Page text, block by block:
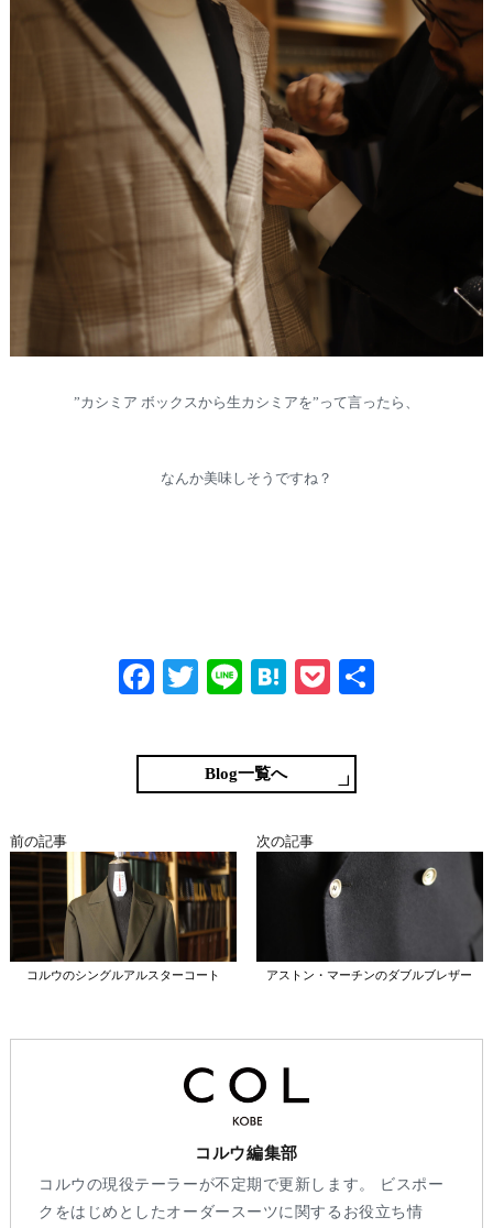
”カシミア ボックスから生カシミアを”って言ったら、
なんか美味しそうですね？
Fa
bo
ok
T
tte
r
Li H
en
a
P
ke
t
共
Blog一覧へ
前の記事
コルウのシングルアルスターコート
次の記事
アストン・マーチンのダブルブレザー
コルウ編集部
コルウの現役テーラーが不定期で更新します。 ビスポー
クをはじめとしたオーダースーツに関するお役立ち情